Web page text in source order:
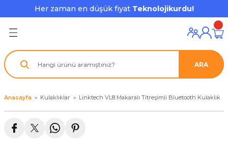
Her zaman en düşük fiyat Teknolojikurdu!
Geri Dön
Geri Dön
ve Ekipmanları
Geri Dön
Çevre Birimleri
Geri Dön
Geri Dön
Geri Dön
Geri Dön
Aksesuarları
ARA
Anasayfa Kulaklıklar Linktech VL8 Makaralı Titreşimli Bluetooth Kulaklık